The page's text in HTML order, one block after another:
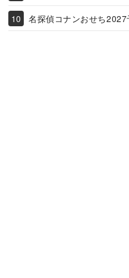
名探偵コナンおせち2027